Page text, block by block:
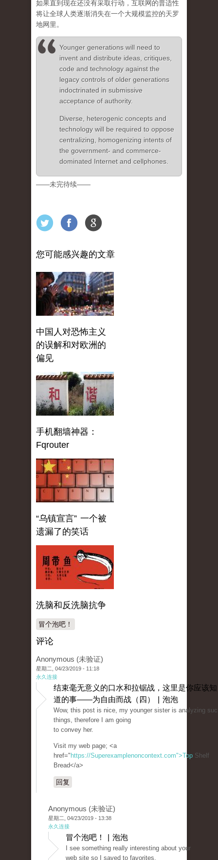
如果直到现在还没有采取行动，互联网的普适性
将让全球人类逐渐消失在一个大规模监控的天罗
地网里。
Younger generations will need to
invent and distribute ideas, critiques,
code and technology against the
legacy controls of older generations
indoctrinated in submissive
acceptance of authority.
Diverse, heterogenic concepts and
technology will be required to oppose
centralizing, homogenizing intents of
the government- and commerce-
dominated Internet and cellphones.
——未完待续——
您可能感兴趣的文章
中国人对恐怖主义
的误解和对欧洲的
偏见
手机翻墙神器：
Fqrouter
“乌镇宣言” 一个被
遗漏了的笑话
洗脑和反洗脑抗争
冒个泡吧！
评论
Anonymous (未验证)
星期二, 04/23/2019 - 11:18
永久连接
结束毫无意义的口水和拉锯战，这里是你应该知
道的事——为自由而战（四） | 泡泡
Wow, this post is nice, my younger sister is analyzing
things, therefore I am going
to convey her.
Visit my web page; <a
href=" https://Superexamplenoncontext.com">Top Shelf
Bread</a>
回复
Anonymous (未验证)
星期二, 04/23/2019 - 13:38
永久连接
冒个泡吧！ | 泡泡
I see something really interesting about your
web site so I saved to favorites.